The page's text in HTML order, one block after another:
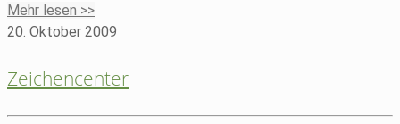
Mehr lesen >>
20. Oktober 2009
Zeichencenter